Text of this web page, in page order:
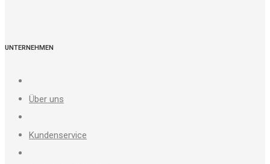
UNTERNEHMEN
Über uns
Kundenservice